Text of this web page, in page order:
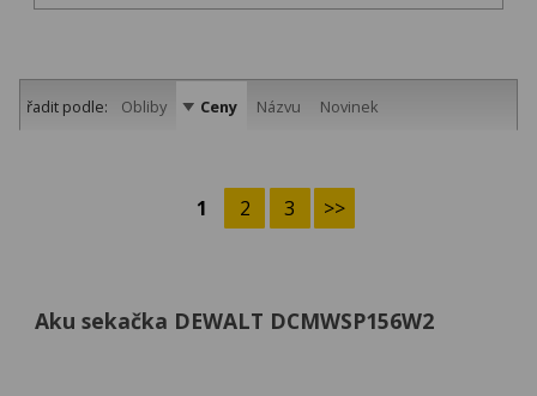
řadit podle: Obliby Ceny Názvu Novinek
1 2 3 >>
Aku sekačka DEWALT DCMWSP156W2